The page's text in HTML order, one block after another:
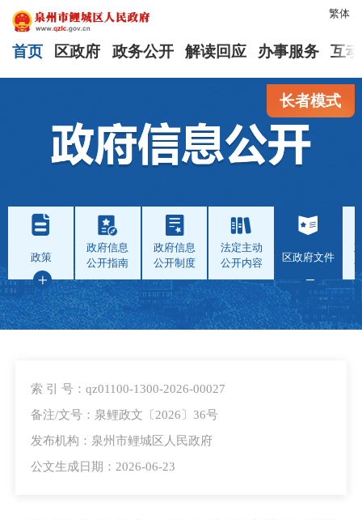
繁体
首页 区政府 政务公开 解读回应 办事服务 互
长者模式
政策
政府信息
公开指南
政府信息
公开制度
法定主动
公开内容
区政府文件
索 引 号：qz01100-1300-2026-00027
备注/文号：泉鲤政文〔2026〕36号
发布机构：泉州市鲤城区人民政府
公文生成日期：2026-06-23